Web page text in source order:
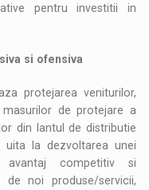
pentru investitii in
si ofensiva
protejarea veniturilor,
masurilor de protejare a
din lantul de distributie
uita la dezvoltarea unei
avantaj competitiv si
de noi produse/servicii,